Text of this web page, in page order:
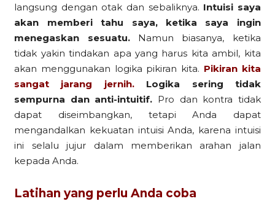
langsung dengan otak dan sebaliknya. Intuisi saya
akan memberi tahu saya, ketika saya ingin
menegaskan sesuatu.Namun biasanya, ketika
tidak yakin tindakan apa yang harus kita ambil, kita
akan menggunakan logika pikiran kita. Pikiran kita
sangat jarang jernih.
Logika sering tidak
sempurna dan anti-intuitif. Pro dan kontra tidak
dapat diseimbangkan, tetapi Anda dapat
mengandalkan kekuatan intuisi Anda, karena intuisi
ini selalu jujur dalam memberikan arahan jalan
kepada Anda.
Latihan yang perlu Anda coba